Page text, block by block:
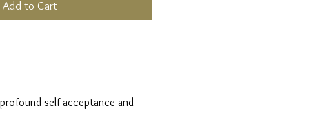
Add to Cart
self acceptance and